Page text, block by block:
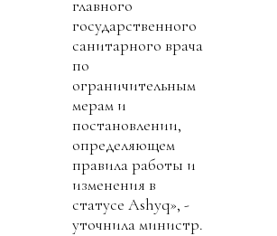
главного
государственного
санитарного врача
по
ограничительным
мерам и
постановлении,
определяющем
правила работы и
изменения в
статусе Ashyq», -
уточнила министр.